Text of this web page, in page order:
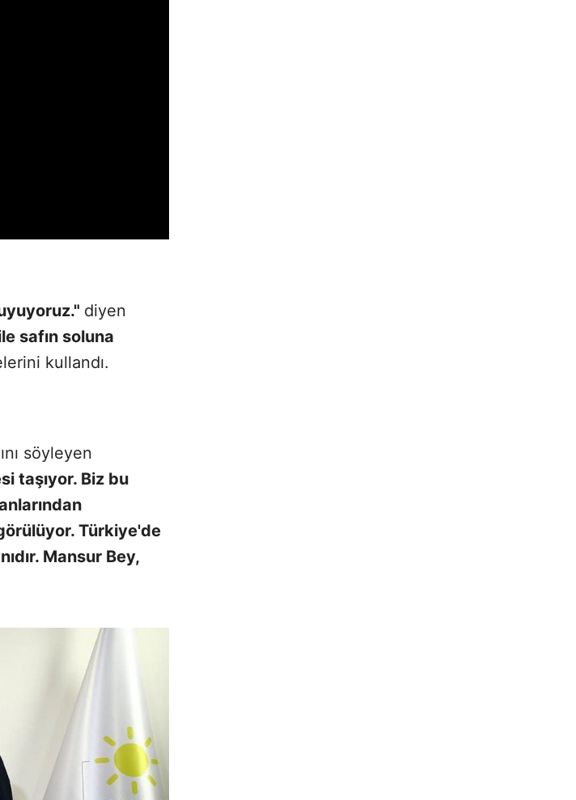
diyen
safın soluna
kullandı.
söyleyen
taşıyor. Biz bu
Türkiye'de
Mansur Bey,